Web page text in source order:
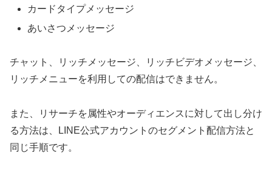
カードタイプメッセージ
あいさつメッセージ
チャット、リッチメッセージ、リッチビデオメッセージ、
リッチメニューを利用しての配信はできません。
また、リサーチを属性やオーディエンスに対して出し分け
る方法は、LINE公式アカウントのセグメント配信方法と
同じ手順です。